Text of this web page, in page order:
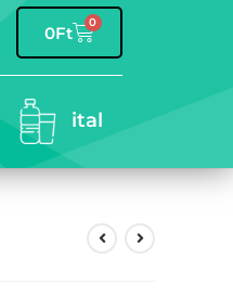
0Ft 0
ital